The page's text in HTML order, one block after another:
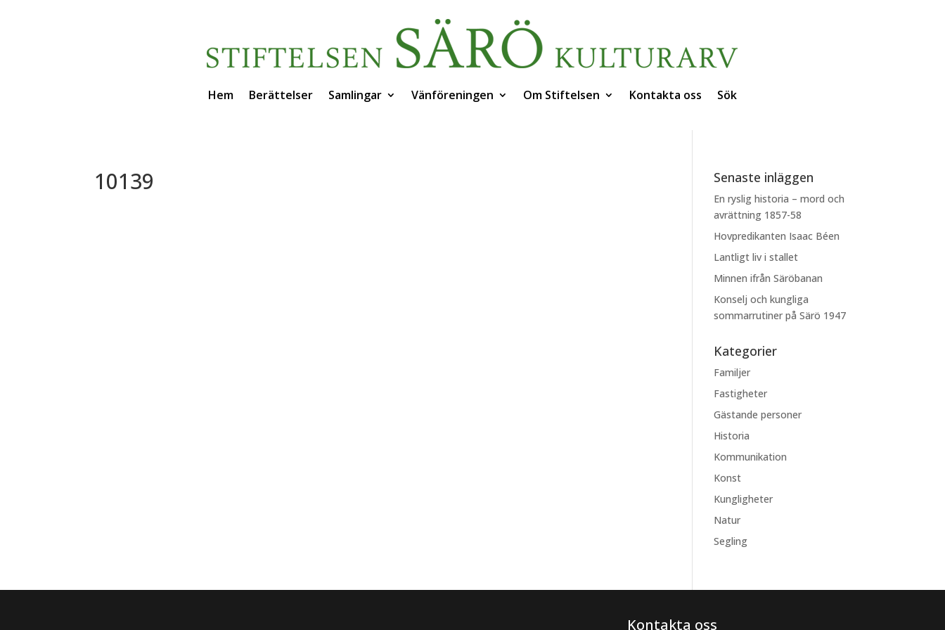
Hem Berättelser Samlingar Vänföreningen Om Stiftelsen Kontakta oss Sök
10139 Senaste inläggen
En ryslig historia – mord och
avrättning 1857-58
Hovpredikanten Isaac Béen
Lantligt liv i stallet
Minnen ifrån Säröbanan
Konselj och kungliga
sommarrutiner på Särö 1947
Kategorier
Familjer
Fastigheter
Gästande personer
Historia
Kommunikation
Konst
Kungligheter
Natur
Segling
Kontakta oss